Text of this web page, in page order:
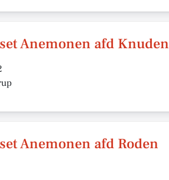
Anemonen afd Knuden
Anemonen afd Roden